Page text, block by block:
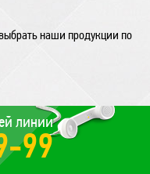
наши продукции по
линии
99